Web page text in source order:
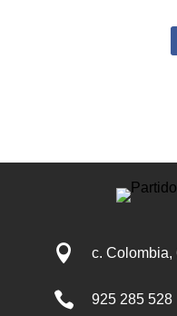
 c. Colombia,
 925 285 528